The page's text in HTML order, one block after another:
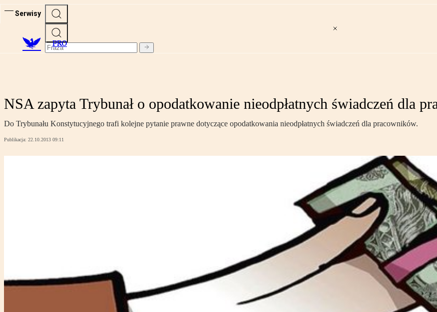
Serwisy
PRO
NSA zapyta Trybunał o opodatkowanie nieodpłatnych świadczeń dla
Do Trybunału Konstytucyjnego trafi kolejne pytanie prawne dotyczące opodatkowania nieodpłatnych świadczeń dla pracowników.
Publikacja: 22.10.2013 09:11